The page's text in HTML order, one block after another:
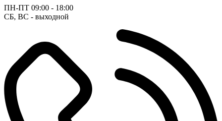
ПН-ПТ 09:00 - 18:00
СБ, ВС - выходной